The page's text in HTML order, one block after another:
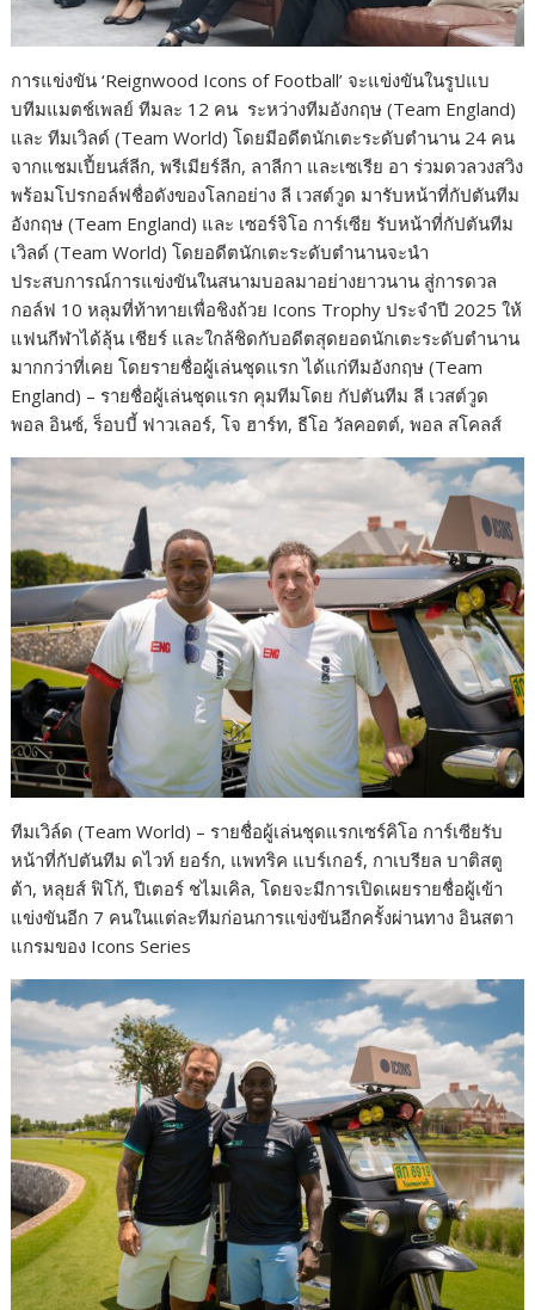
การแข่งขัน ‘Reignwood Icons of Football’ จะแข่งขันในรูปแบ
บทีมแมตช์เพลย์ ทีมละ 12 คน ระหว่างทีมอังกฤษ (Team England)
และ ทีมเวิลด์ (Team World) โดยมีอดีตนักเตะระดับตำนาน 24 คน
จากแชมเปี้ยนส์ลีก, พรีเมียร์ลีก, ลาลีกา และเซเรีย อา ร่วมดวลวงสวิง
พร้อมโปรกอล์ฟชื่อดังของโลกอย่าง ลี เวสต์วูด มารับหน้าที่กัปตันทีม
อังกฤษ (Team England) และ เซอร์จิโอ การ์เซีย รับหน้าที่กัปตันทีม
เวิลด์ (Team World) โดยอดีตนักเตะระดับตำนานจะนำ
ประสบการณ์การแข่งขันในสนามบอลมาอย่างยาวนาน สู่การดวล
กอล์ฟ 10 หลุมที่ท้าทายเพื่อชิงถ้วย Icons Trophy ประจำปี 2025 ให้
แฟนกีฬาได้ลุ้น เชียร์ และใกล้ชิดกับอดีตสุดยอดนักเตะระดับตำนาน
มากกว่าที่เคย โดยรายชื่อผู้เล่นชุดแรก ได้แก่ทีมอังกฤษ (Team
England) – รายชื่อผู้เล่นชุดแรก คุมทีมโดย กัปตันทีม ลี เวสต์วูด
พอล อินซ์, ร็อบบี้ ฟาวเลอร์, โจ ฮาร์ท, ธีโอ วัลคอตต์, พอล สโคลส์
ทีมเวิล์ด (Team World) – รายชื่อผู้เล่นชุดแรกเซร์คิโอ การ์เซีย​รับ
หน้าที่กัปตันทีม​ ดไวท์ ยอร์ก, แพทริค แบร์เกอร์, กาเบรียล บาติสตู
ต้า, หลุยส์ ฟิโก้, ปีเตอร์ ชไมเคิล, โดยจะมีการเปิดเผยรายชื่อผู้เข้า
แข่งขันอีก 7 คนในแต่ละทีมก่อนการแข่งขันอีกครั้งผ่านทาง อินสตา
แกรมของ Icons Series